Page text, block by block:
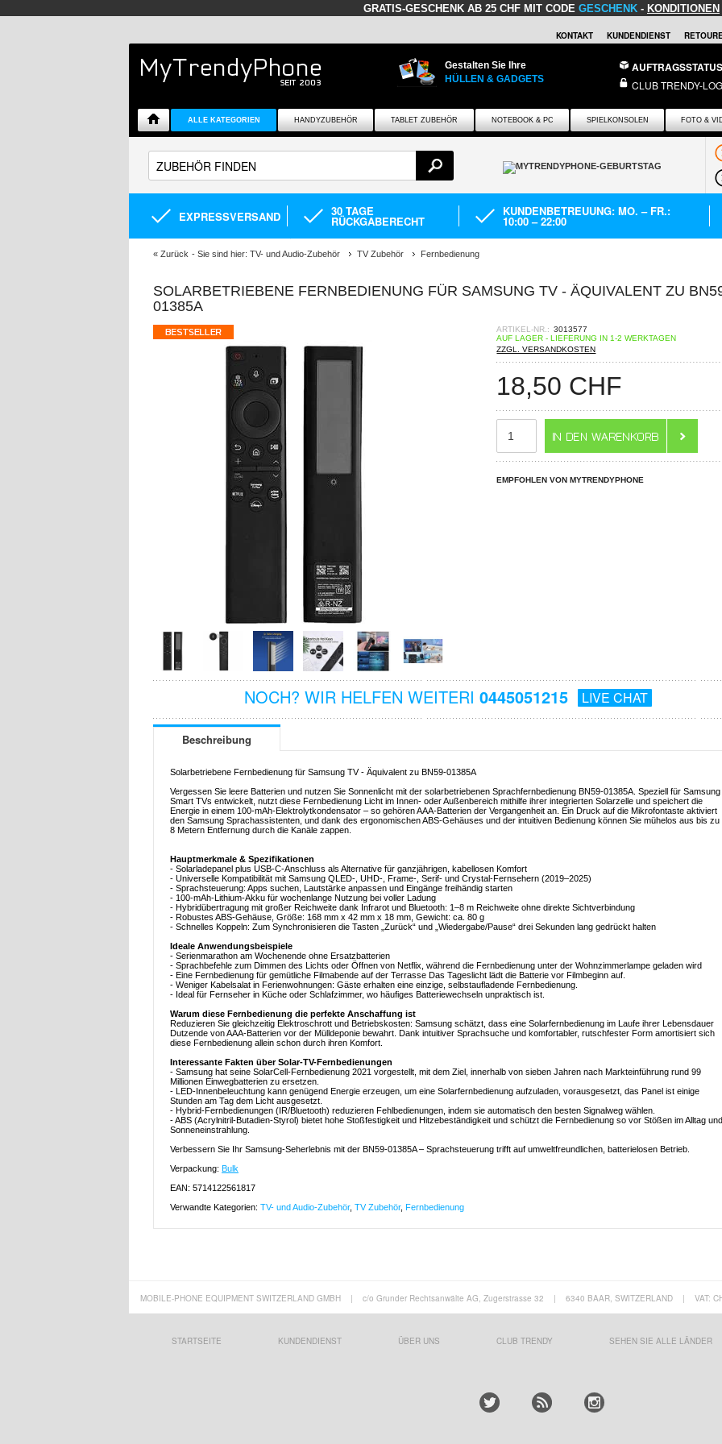
GRATIS-GESCHENK AB 25 CHF MIT CODE GESCHENK - KONDITIONEN
KONTAKT KUNDENDIENST
Gestalten Sie Ihre
HÜLLEN & GADGETS
AUFTRAGSSTATUS
CLUB TRENDY-
ALLE KATEGORIEN HANDYZUBEHÖR TABLET ZUBEHÖR NOTEBOOK & PC SPIELKONSOLEN FOTO &
EXPRESSVERSAND 30 TAGE
RÜCKGABERECHT
KUNDENBETREUUNG: MO. – FR.:
10:00 – 22:00
« Zurück - Sie sind hier: TV- und Audio-Zubehör TV Zubehör Fernbedienung
SOLARBETRIEBENE FERNBEDIENUNG FÜR SAMSUNG TV - ÄQUIVALENT ZU
01385A
ARTIKEL-NR.: 3013577
AUF LAGER - LIEFERUNG IN 1-2 WERKTAGEN
ZZGL. VERSANDKOSTEN
18,50 CHF
EMPFOHLEN VON MYTRENDYPHONE
NOCH? WIR HELFEN WEITERI 0445051215 LIVE CHAT
Beschreibung
Solarbetriebene Fernbedienung für Samsung TV - Äquivalent zu BN59-01385A
Vergessen Sie leere Batterien und nutzen Sie Sonnenlicht mit der solarbetriebenen Sprachfernbedienung BN59-01385A. Speziell für Samsung
Smart TVs entwickelt, nutzt diese Fernbedienung Licht im Innen- oder Außenbereich mithilfe ihrer integrierten Solarzelle und speichert die
Energie in einem 100-mAh-Elektrolytkondensator – so gehören AAA-Batterien der Vergangenheit an. Ein Druck auf die Mikrofontaste aktiviert
den Samsung Sprachassistenten, und dank des ergonomischen ABS-Gehäuses und der intuitiven Bedienung können Sie mühelos aus bis zu
8 Metern Entfernung durch die Kanäle zappen.
Hauptmerkmale & Spezifikationen
- Solarladepanel plus USB-C-Anschluss als Alternative für ganzjährigen, kabellosen Komfort
- Universelle Kompatibilität mit Samsung QLED-, UHD-, Frame-, Serif- und Crystal-Fernsehern (2019–2025)
- Sprachsteuerung: Apps suchen, Lautstärke anpassen und Eingänge freihändig starten
- 100-mAh-Lithium-Akku für wochenlange Nutzung bei voller Ladung
- Hybridübertragung mit großer Reichweite dank Infrarot und Bluetooth: 1–8 m Reichweite ohne direkte Sichtverbindung
- Robustes ABS-Gehäuse, Größe: 168 mm x 42 mm x 18 mm, Gewicht: ca. 80 g
- Schnelles Koppeln: Zum Synchronisieren die Tasten „Zurück“ und „Wiedergabe/Pause“ drei Sekunden lang gedrückt halten
Ideale Anwendungsbeispiele
- Serienmarathon am Wochenende ohne Ersatzbatterien
- Sprachbefehle zum Dimmen des Lichts oder Öffnen von Netflix, während die Fernbedienung unter der Wohnzimmerlampe geladen wird
- Eine Fernbedienung für gemütliche Filmabende auf der Terrasse Das Tageslicht lädt die Batterie vor Filmbeginn auf.
- Weniger Kabelsalat in Ferienwohnungen: Gäste erhalten eine einzige, selbstaufladende Fernbedienung.
- Ideal für Fernseher in Küche oder Schlafzimmer, wo häufiges Batteriewechseln unpraktisch ist.
Warum diese Fernbedienung die perfekte Anschaffung ist
Reduzieren Sie gleichzeitig Elektroschrott und Betriebskosten: Samsung schätzt, dass eine Solarfernbedienung im Laufe ihrer Lebensdauer
Dutzende von AAA-Batterien vor der Mülldeponie bewahrt. Dank intuitiver Sprachsuche und komfortabler, rutschfester Form amortisiert sich
diese Fernbedienung allein schon durch ihren Komfort.
Interessante Fakten über Solar-TV-Fernbedienungen
- Samsung hat seine SolarCell-Fernbedienung 2021 vorgestellt, mit dem Ziel, innerhalb von sieben Jahren nach Markteinführung rund 99
Millionen Einwegbatterien zu ersetzen.
- LED-Innenbeleuchtung kann genügend Energie erzeugen, um eine Solarfernbedienung aufzuladen, vorausgesetzt, das Panel ist einige
Stunden am Tag dem Licht ausgesetzt.
- Hybrid-Fernbedienungen (IR/Bluetooth) reduzieren Fehlbedienungen, indem sie automatisch den besten Signalweg wählen.
- ABS (Acrylnitril-Butadien-Styrol) bietet hohe Stoßfestigkeit und Hitzebeständigkeit und schützt die Fernbedienung so vor Stößen im Alltag und
Sonneneinstrahlung.
Verbessern Sie Ihr Samsung-Seherlebnis mit der BN59-01385A – Sprachsteuerung trifft auf umweltfreundlichen, batterielosen Betrieb.
Verpackung: Bulk
EAN: 5714122561817
Verwandte Kategorien: TV- und Audio-Zubehör, TV Zubehör, Fernbedienung
MOBILE-PHONE EQUIPMENT SWITZERLAND GMBH | c/o Grunder Rechtsanwälte AG, Zugerstrasse 32 | 6340 BAAR, SWITZERLAND | VAT:
STARTSEITE KUNDENDIENST ÜBER UNS CLUB TRENDY SEHEN SIE ALLE LÄNDER